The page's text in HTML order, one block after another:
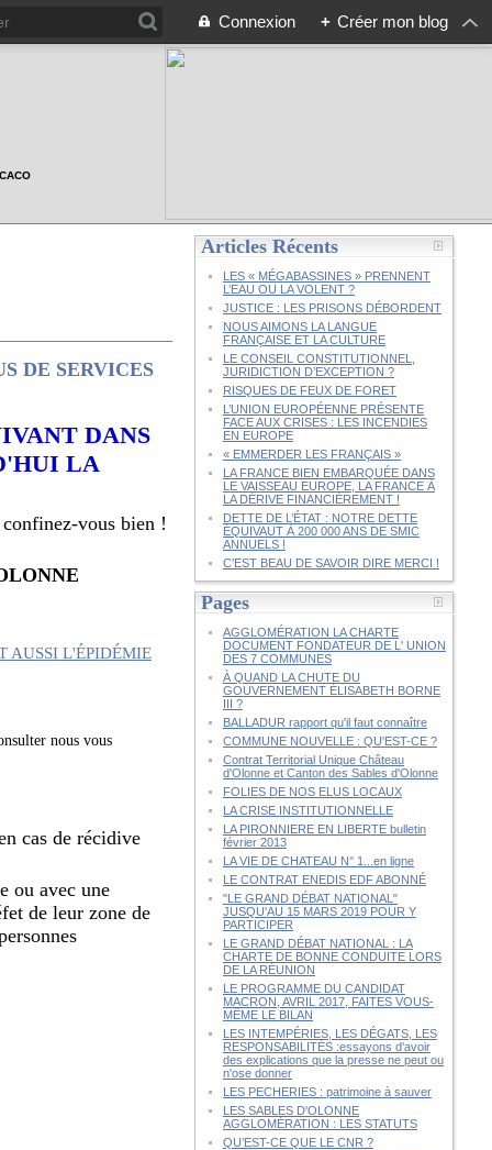
Connexion + Créer mon blog
DE SERVICES
DANS
LA
vous bien !
nous vous
cas de récidive
ou avec une
de leur zone de
Articles Récents
LES « MÉGABASSINES » PRENNENT
L’EAU OU LA VOLENT ?
JUSTICE : LES PRISONS DÉBORDENT
NOUS AIMONS LA LANGUE
FRANÇAISE ET LA CULTURE
LE CONSEIL CONSTITUTIONNEL,
JURIDICTION D’EXCEPTION ?
RISQUES DE FEUX DE FORET
L’UNION EUROPÉENNE PRÉSENTE
FACE AUX CRISES : LES INCENDIES
EN EUROPE
« EMMERDER LES FRANÇAIS »
LA FRANCE BIEN EMBARQUÉE DANS
LE VAISSEAU EUROPE, LA FRANCE À
LA DÉRIVE FINANCIÈREMENT !
DETTE DE L’ÉTAT : NOTRE DETTE
ÉQUIVAUT À 200 000 ANS DE SMIC
ANNUELS !
C’EST BEAU DE SAVOIR DIRE MERCI !
Pages
AGGLOMÉRATION LA CHARTE
DOCUMENT FONDATEUR DE L' UNION
DES 7 COMMUNES
À QUAND LA CHUTE DU
GOUVERNEMENT ÉLISABETH BORNE
III ?
BALLADUR rapport qu'il faut connaître
COMMUNE NOUVELLE : QU'EST-CE ?
Contrat Territorial Unique Château
d'Olonne et Canton des Sables d'Olonne
FOLIES DE NOS ELUS LOCAUX
LA CRISE INSTITUTIONNELLE
LA PIRONNIERE EN LIBERTE bulletin
février 2013
LA VIE DE CHATEAU N° 1...en ligne
LE CONTRAT ENEDIS EDF ABONNÉ
"LE GRAND DÉBAT NATIONAL"
JUSQU'AU 15 MARS 2019 POUR Y
PARTICIPER
LE GRAND DÉBAT NATIONAL : LA
CHARTE DE BONNE CONDUITE LORS
DE LA RÉUNION
LE PROGRAMME DU CANDIDAT
MACRON, AVRIL 2017, FAITES VOUS-
MÊME LE BILAN
LES INTEMPÉRIES, LES DÉGATS, LES
RESPONSABILITÉS :essayons d'avoir
des explications que la presse ne peut ou
n'ose donner
LES PECHERIES : patrimoine à sauver
LES SABLES D'OLONNE
AGGLOMÉRATION : LES STATUTS
QU’EST-CE QUE LE CNR ?